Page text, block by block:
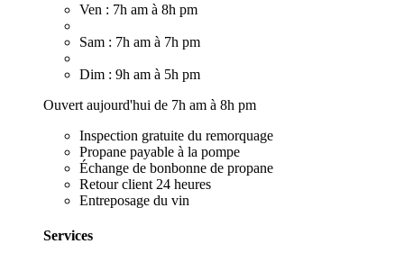
Ven : 7h am à 8h pm
Sam : 7h am à 7h pm
Dim : 9h am à 5h pm
Ouvert aujourd'hui de 7h am à 8h pm
Inspection gratuite du remorquage
Propane payable à la pompe
Échange de bonbonne de propane
Retour client 24 heures
Entreposage du vin
Services